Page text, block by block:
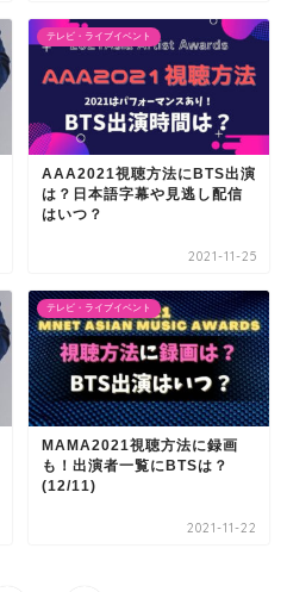
テレビ・ライブイベント
AAA2021視聴方法にBTS出演
は？日本語字幕や見逃し配信
はいつ？
2021-11-25
テレビ・ライブイベント
MAMA2021視聴方法に録画
も！出演者一覧にBTSは？
(12/11)
2021-11-22